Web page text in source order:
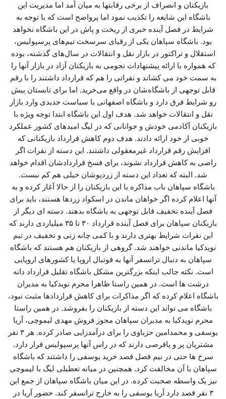
بازیکنان و انصراف از برخی رقابتها به میان آمد اما مدیریت این
باشگاه این شایعه را تکذیب نمود اما پرواضح است که با توجه به
شرایط در فصل آینده خبری از ریخت و پاش در این باشگاه نخواهد
بود. باشگاه سپاهان یکی از رقبای سرسخت تیم‌های پرسپولیس،
استقلال و تراکتور در بازار نقل و انتقالات در سال‌های گذشته، بوده
که همواره با ارائه پیشنهادات نجومی به بازیکنان آزاد در بازار آنها را
به سمت خود می کشاند و نفراتی را هم که قرارداد داشتند را با رقم
قابل توجهی از باشگاه‌شان در واقع می‌خرید. اما برای تابستان پیش
رو شرایط فرق دارد و باشگاه اصفهانی با سیاست جدیدی وارد بازار
نقل و انتقالات خواهد شد. هدف اول این باشگاه ابتدا توجه ویژه با
بازیکنان آکادمی خودش و جوانانی که در لیگ امیدهای کشور عملکرد
خوبی از خود ارائه دادند. هدف دوم کاهش قرارداد بازیکنانی که
افزایش رقم قرارداد غیرمعقولی داشتند. این دسته از نفرات اگر
راضی به کاهش قرارداد نشوند، برای فسخ قراردادشان اقدام خواهد
شد. البته که تعداد این دسته از زردپوشان خیلی هم کم نیست.
باشگاه سپاهان باب مذاکره با این بازیکنان را از حالا آغاز کرده و به
آنها اعلام کرده اگر خواهان ماندن در اسکواد زردها هستند، باید برای
فصل آینده تخفیف قابل توجهی به باشگاه بدهند. دسته ای دیگر از
بازیکنان سپاهان برای فصل آینده قرارداد ۳۰ تا ۳۵ میلیاردی دارند که
این نفرات شرایط بهتری دارند و با کمی چانه زنی و تخفیف در تیم
نویدکیا ماندنی خواهند شد. گروهی از بازیکنان هم هستند که باشگاه
سپاهان به دنبال ترانسفر آنها به فوتبال اروپا یا کشورهای اروپایی
است. نکته جالب اینکه بزرگترین مشکل باشگاه تقلیل قرارداد دانه
درشت ها است. در همین راستا ظاهرا محرم نویدکیا به مدیران
باشگاه اعلام کرده که اگر مذاکرات برای کاهش قراردادها مثبت نبود،
باشگاه می تواند این دسته از بازیکنان را بفروشد. در همین راستا
محرم نویدکیا به مدیران سپاهان مجوز فروش مهدی لیموچی، آریا
یوسفی و محمدامین حزباوی را برای درآمدزایی صادر کرده‌. هر ۳ نفر
مشتریان پر و پاقرصی دارند که در راس آنها پرسپولیس قرار دارد.
سرخ ها حتی در نیم فصل قصد خرید یوسفی را داشتند که باشگاه
سپاهان با آن مخالفت کرد. همچنین در میانه تعطیلی لیگ با لیموچی
نیز یک واسطه صحبت کرده. در این میان باشگاه سپاهان از جمع این
۳ نفر قصد دارد آریا یوسفی را به خارج ترانسفر کند. حضور آریا در